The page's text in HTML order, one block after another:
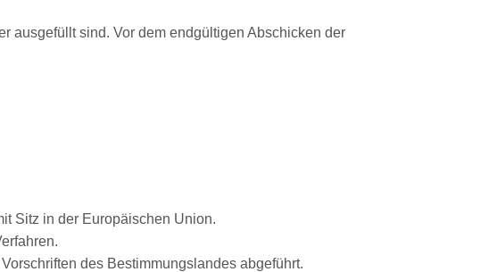
ausgefüllt sind. Vor dem endgültigen Abschicken der
Sitz in der Europäischen Union.
des Bestimmungslandes abgeführt.